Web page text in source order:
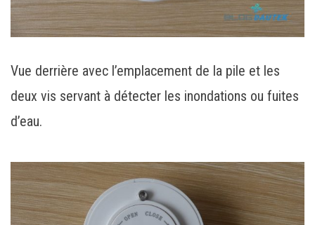
Vue derrière avec l’emplacement de la pile et les
deux vis servant à détecter les inondations ou fuites
d’eau.